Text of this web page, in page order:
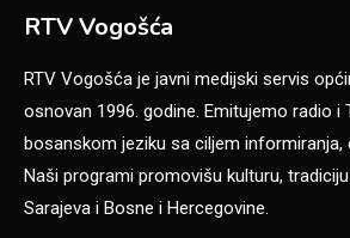
RTV Vogošća
RTV Vogošća je javni medijski servis
osnovan 1996. godine. Emitujemo radio i
bosanskom jeziku sa ciljem informiranja,
Naši programi promovišu kulturu,
Sarajeva i Bosne i Hercegovine.